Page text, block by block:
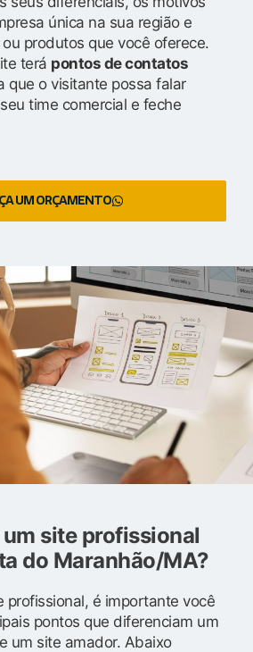
única na sua região e
produtos que você oferece.
terá pontos de contatos
que o visitante possa falar
time comercial e feche
UM ORÇAMENTO
site profissional
do Maranhão/MA?
profissional, é importante você
pontos que diferenciam um
um site amador. Abaixo